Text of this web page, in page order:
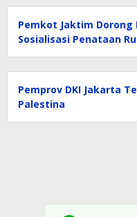
Pemkot Jaktim
Sosialisasi Penataan
Pemprov DKI Jakarta
Palestina